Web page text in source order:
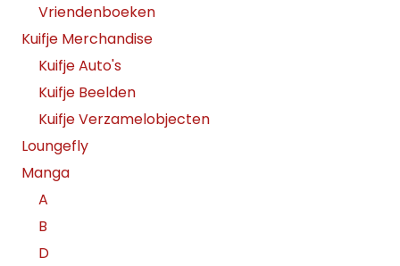
Vriendenboeken
Kuifje Merchandise
Kuifje Auto's
Kuifje Beelden
Kuifje Verzamelobjecten
Loungefly
Manga
A
B
D